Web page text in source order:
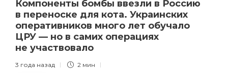
Компоненты бомбы ввезли в Россию
в переноске для кота. Украинских
оперативников много лет обучало
ЦРУ — но в самих операциях
не участвовало
3 года назад 2 мин